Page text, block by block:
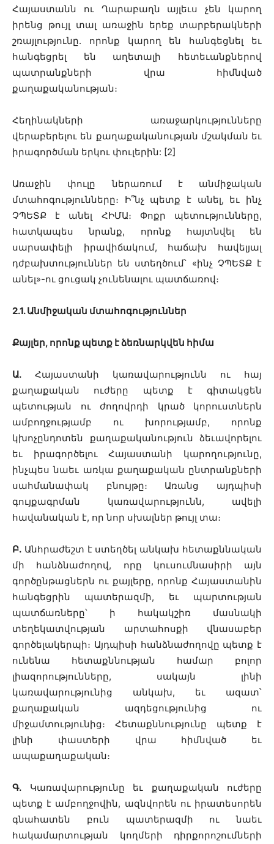
Հայաստանն ու Ղարաբաղն այլեւս չեն կարող
իրենց թույլ տալ առաջին երեք տարբերակների
շռայլությունը. որոնք կարող են հանգեցնել եւ
հանգեցրել են աղետալի հետեւանքներով
պատրանքների վրա հիմնված
քաղաքականության։
Հեղինակների առաջարկությունները
վերաբերելու են քաղաքականության մշակման եւ
իրագործման երկու փուլերին: [2]
Առաջին փուլը ներառում է անմիջական
մտահոգությունները։ Ի՞նչ պետք է անել, եւ ինչ
ՉՊԵՏՔ է անել ՀԻՄԱ։ Փոքր պետությունները,
հատկապես նրանք, որոնք հայտնվել են
սարսափելի իրավիճակում, հաճախ հավելյալ
դժբախտություններ են ստեղծում՝ «ինչ ՉՊԵՏՔ է
անել»-ու ցուցակ չունենալու պատճառով։
2.1. Անմիջական մտահոգություններ
Քայլեր, որոնք պետք է ձեռնարկվեն հիմա
Ա. Հայաստանի կառավարությունն ու հայ
քաղաքական ուժերը պետք է գիտակցեն
պետության ու ժողովրդի կրած կորուստներն
ամբողջությամբ ու խորությամբ, որոնք
կխոչընդոտեն քաղաքականություն ձեւավորելու
եւ իրագործելու Հայաստանի կարողությունը,
ինչպես նաեւ առկա քաղաքական ընտրանքների
սահմանափակ բնույթը։ Առանց այդպիսի
գույքագրման կառավարությունն, ավելի
հավանական է, որ նոր սխալներ թույլ տա։
Բ. Անհրաժեշտ է ստեղծել անկախ հետաքննական
մի հանձնաժողով, որը կուսումնասիրի այն
գործընթացներն ու քայլերը, որոնք Հայաստանին
հանգեցրին պատերազմի, եւ պարտության
պատճառները՝ ի հակակշիռ մասնակի
տեղեկատվության արտահոսքի վնասաբեր
գործելակերպի։ Այդպիսի հանձնաժողովը պետք է
ունենա հետաքննության համար բոլոր
լիազորությունները, սակայն լինի
կառավարությունից անկախ, եւ ազատ՝
քաղաքական ազդեցությունից ու
միջամտությունից։ Հետաքննությունը պետք է
լինի փաստերի վրա հիմնված եւ
ապաքաղաքական։
Գ. Կառավարությունը եւ քաղաքական ուժերը
պետք է ամբողջովին, ազնվորեն ու իրատեսորեն
գնահատեն բուն պատերազմի ու նաեւ
հակամարտության կողմերի դիրքորոշումների